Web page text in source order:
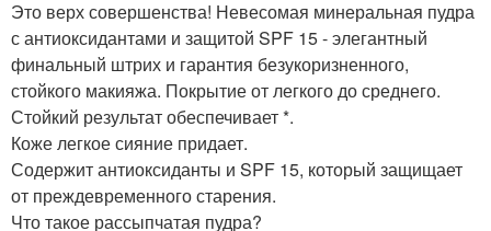
Это верх совершенства! Невесомая минеральная пудра
с антиоксидантами и защитой SPF 15 - элегантный
финальный штрих и гарантия безукоризненного,
стойкого макияжа. Покрытие от легкого до среднего.
Стойкий результат обеспечивает *.
Коже легкое сияние придает.
Содержит антиоксиданты и SPF 15, который защищает
от преждевременного старения.
Что такое рассыпчатая пудра?